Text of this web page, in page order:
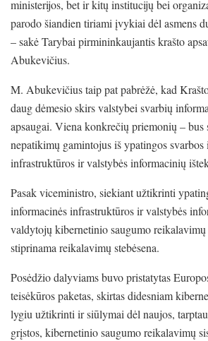
ministerijos, bet ir kitų institucijų bei
parodo šiandien tiriami įvykiai dėl asmens
– sakė Tarybai pirmininkaujantis krašto
Abukevičius.
M. Abukevičius taip pat pabrėžė, kad
daug dėmesio skirs valstybei svarbių
apsaugai. Viena konkrečių priemonių –
nepatikimų gamintojus iš ypatingos svarbos
infrastruktūros ir valstybės informacinių
Pasak viceministro, siekiant užtikrinti
informacinės infrastruktūros ir valstybės
valdytojų kibernetinio saugumo
stiprinama reikalavimų stebėsena.
Posėdžio dalyviams buvo pristatytas
teisėkūros paketas, skirtas didesniam
lygiu užtikrinti ir siūlymai dėl naujos,
grįstos, kibernetinio saugumo reikalavimų